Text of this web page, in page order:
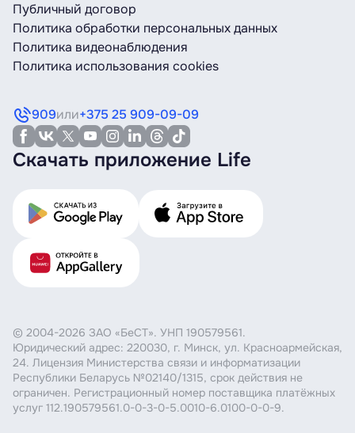
Публичный договор
Политика обработки персональных данных
Политика видеонаблюдения
Политика использования cookies
909или+375 25 909-09-09
Скачать приложение Life
© 2004-2026 ЗАО «БеСТ». УНП 190579561.
Юридический адрес: 220030, г. Минск, ул. Красноармейская,
24. Лицензия Министерства связи и информатизации
Республики Беларусь №02140/1315, срок действия не
ограничен. Регистрационный номер поставщика платёжных
услуг 112.190579561.0-0-3-0-5.0010-6.0100-0-0-9.